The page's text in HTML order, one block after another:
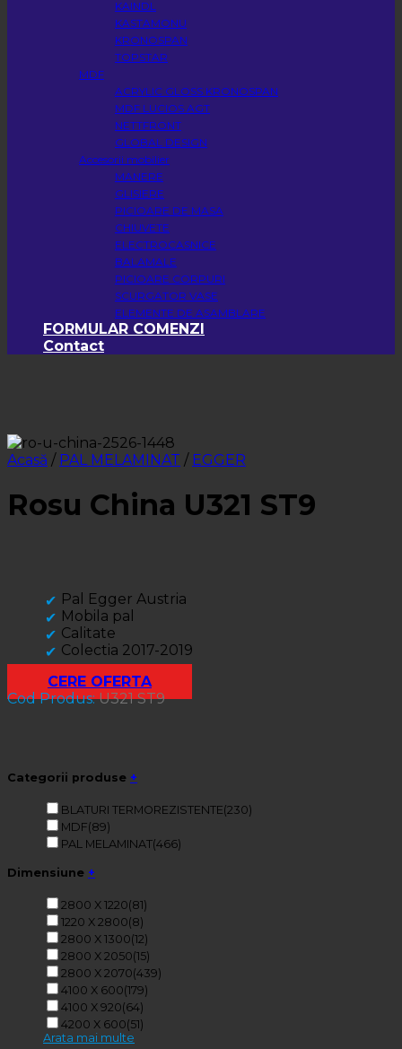
KAINDL
KASTAMONU
KRONOSPAN
TOPSTAR
MDF
ACRYLIC GLOSS KRONOSPAN
MDF LUCIOS AGT
NETTFRONT
GLOBAL DESIGN
Accesorii mobilier
MANERE
GLISIERE
PICIOARE DE MASA
CHIUVETE
ELECTROCASNICE
BALAMALE
PICIOARE CORPURI
SCURGATOR VASE
ELEMENTE DE ASAMBLARE
FORMULAR COMENZI
Contact
Acasă / PAL MELAMINAT / EGGER
Rosu China U321 ST9
Pal Egger Austria
Mobila pal
Calitate
Colectia 2017-2019
CERE OFERTA
Cod Produs:U321 ST9
Categorii produse +
BLATURI TERMOREZISTENTE(230)
MDF(89)
PAL MELAMINAT(466)
Dimensiune +
2800 X 1220(81)
1220 X 2800(8)
2800 X 1300(12)
2800 X 2050(15)
2800 X 2070(439)
4100 X 600(179)
4100 X 920(64)
4200 X 600(51)
Arata mai multe